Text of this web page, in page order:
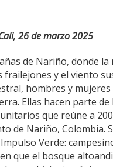
26 de marzo 2025
de Nariño, donde la
frailejones y el viento
hombres y mujeres
Ellas hacen parte de
que reúne a
de Nariño, Colombia.
Verde:
que el bosque